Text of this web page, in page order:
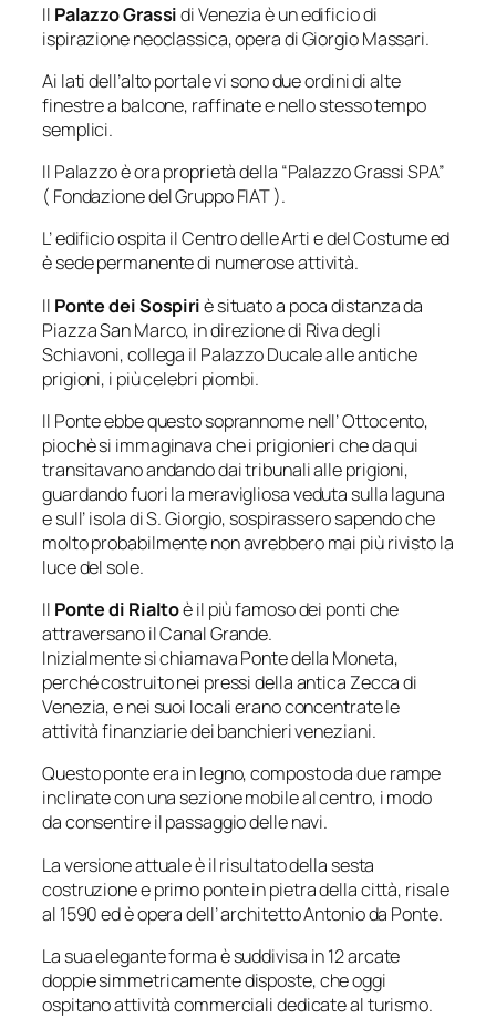
Il Palazzo Grassidi Venezia è un edificio di
ispirazione neoclassica, opera di Giorgio Massari.
Ai lati dell’alto portale vi sono due ordini di alte
finestre a balcone, raffinate e nello stesso tempo
semplici.
Il Palazzo è ora proprietà della “Palazzo Grassi SPA”
( Fondazione del Gruppo FIAT ).
L’ edificio ospita il Centro delle Arti e del Costume ed
è sede permanente di numerose attività.
Il Ponte dei Sospiriè situato a poca distanza da
Piazza San Marco, in direzione di Riva degli
Schiavoni, collega il Palazzo Ducale alle antiche
prigioni, i più celebri piombi.
Il Ponte ebbe questo soprannome nell’ Ottocento,
piochè si immaginava che i prigionieri che da qui
transitavano andando dai tribunali alle prigioni,
guardando fuori la meravigliosa veduta sulla laguna
e sull’ isola di S. Giorgio, sospirassero sapendo che
molto probabilmente non avrebbero mai più rivisto la
luce del sole.
Il Ponte di Rialtoè il più famoso dei ponti che
attraversano il Canal Grande.
Inizialmente si chiamava Ponte della Moneta,
perché costruito nei pressi della antica Zecca di
Venezia, e nei suoi locali erano concentrate le
attività finanziarie dei banchieri veneziani.
Questo ponte era in legno, composto da due rampe
inclinate con una sezione mobile al centro, i modo
da consentire il passaggio delle navi.
La versione attuale è il risultato della sesta
costruzione e primo ponte in pietra della città, risale
al 1590 ed è opera dell’ architetto Antonio da Ponte.
La sua elegante forma è suddivisa in 12 arcate
doppie simmetricamente disposte, che oggi
ospitano attività commerciali dedicate al turismo.